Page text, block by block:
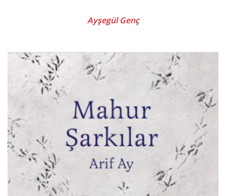
Ayşegül Genç